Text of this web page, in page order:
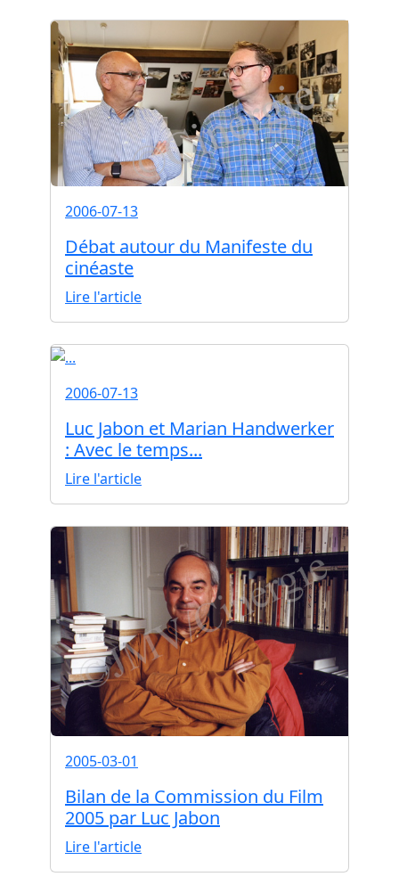
2006-07-13
Débat autour du Manifeste du
cinéaste
Lire l'article
2006-07-13
Luc Jabon et Marian Handwerker
: Avec le temps...
Lire l'article
2005-03-01
Bilan de la Commission du Film
2005 par Luc Jabon
Lire l'article